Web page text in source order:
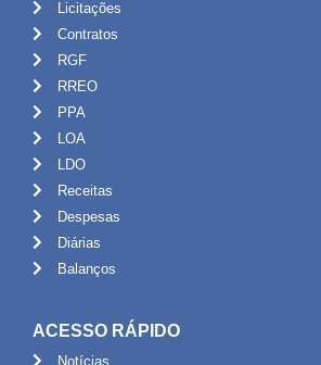
Licitações
Contratos
RGF
RREO
PPA
LOA
LDO
Receitas
Despesas
Diárias
Balanços
ACESSO RÁPIDO
Notícias